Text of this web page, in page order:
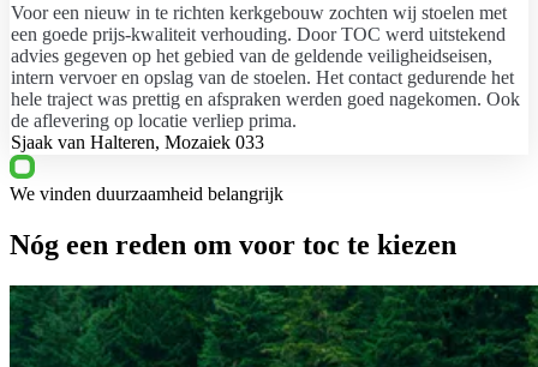
Voor een nieuw in te richten kerkgebouw zochten wij stoelen met
een goede prijs-kwaliteit verhouding. Door TOC werd uitstekend
advies gegeven op het gebied van de geldende veiligheidseisen,
intern vervoer en opslag van de stoelen. Het contact gedurende het
hele traject was prettig en afspraken werden goed nagekomen. Ook
de aflevering op locatie verliep prima.
Sjaak van Halteren, Mozaiek 033
We vinden duurzaamheid belangrijk
Nóg een reden om voor toc te kiezen